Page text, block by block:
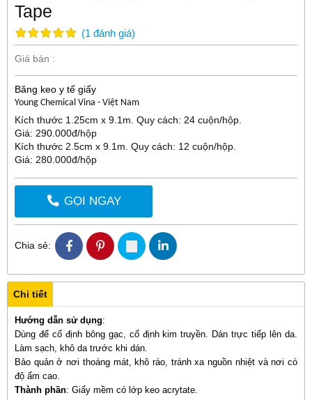
Tape
(1 đánh giá)
Giá bán :
Băng keo y tế giấy
Young Chemical Vina - Việt Nam
Kích thước 1.25cm x 9.1m. Quy cách: 24 cuộn/hộp.
Giá: 290.000đ/hộp
Kích thước 2.5cm x 9.1m. Quy cách: 12 cuộn/hộp.
Giá: 280.000đ/hộp
GỌI NGAY
Chia sẻ:
Chi tiết
Hướng dẫn sử dụng:
Dùng để cố định bông gạc, cố định kim truyền. Dán trực tiếp lên da.
Làm sạch, khô da trước khi dán.
Bảo quản ở nơi thoáng mát, khô ráo, tránh xa nguồn nhiệt và nơi có
độ ẩm cao.
Thành phần: Giấy mềm có lớp keo acrytate.